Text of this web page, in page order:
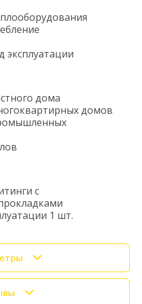
дома
домов
с
1 шт.